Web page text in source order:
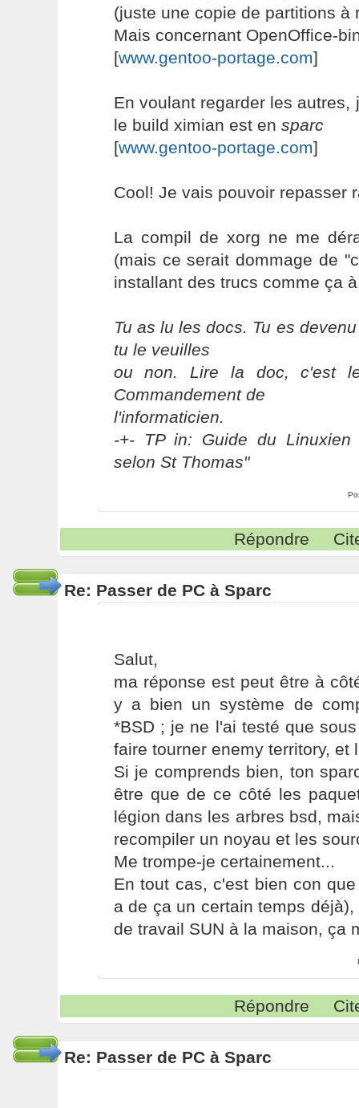
(juste une copie de partitions à
Mais concernant OpenOffice-
[www.gentoo-portage.com]
En voulant regarder les autres,
le build ximian est en sparc
[www.gentoo-portage.com]
Cool! Je vais pouvoir repasser
La compil de xorg ne me
(mais ce serait dommage de
installant des trucs comme ça
Tu as lu les docs. Tu es
tu le veuilles
ou non. Lire la doc, c'est
Commandement de
l'informaticien.
-+- TP in: Guide du Linuxien
selon St Thomas"
Répondre
Re: Passer de PC à Sparc
Salut,
ma réponse est peut être à
y a bien un système de
*BSD ; je ne l'ai testé que
faire tourner enemy territory, et
Si je comprends bien, ton
être que de ce côté les
légion dans les arbres bsd,
recompiler un noyau et les
Me trompe-je certainement...
En tout cas, c'est bien con
a de ça un certain temps
de travail SUN à la maison, ça
Répondre
Re: Passer de PC à Sparc